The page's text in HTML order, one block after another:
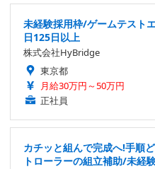
未経験採用枠/ゲームテスト
日125日以上
株式会社HyBridge
東京都
月給30万円～50万円
正社員
カチッと組んで完成へ!手順
トローラーの組立補助/未経